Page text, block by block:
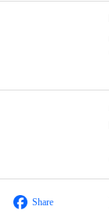
Share